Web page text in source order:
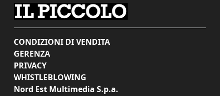
CONDIZIONI DI VENDITA
GERENZA
PRIVACY
WHISTLEBLOWING
Nord Est Multimedia S.p.a.